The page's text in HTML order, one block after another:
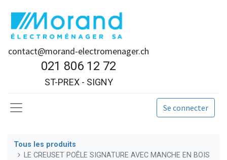
contact@morand-electromenager.ch
021 806 12 72
ST-PREX - SIGNY
Se connecter
Tous les produits
LE CREUSET POÊLE SIGNATURE AVEC MANCHE EN BOIS